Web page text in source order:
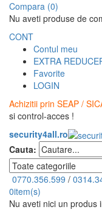
Compara (0)
Nu aveti produse de
CONT
Contul meu
EXTRA
Favorite
LOGIN
Achizitii prin SEAP /
si control-acces !
security4all.ro
Cauta:
0770.356.599 /
0item(s)
Nu aveti nici un produs